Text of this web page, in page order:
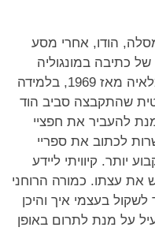
הודו, אחרי מסע
כתיבה במונגוליה
ובמערב. חייתי למרגלות הרי ההימלאיה מאז 1969, בלמידה
שהתקבצה סביב הוד
להעביר את חפציי
לכתוב את ספריי
יותר. קיוויתי ליידע
את עצתו. כמורה הרוחני
בעצמי איך והיכן
על מנת לתרום באופן